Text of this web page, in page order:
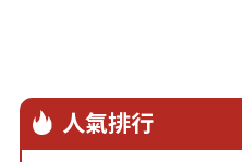
人氣排行